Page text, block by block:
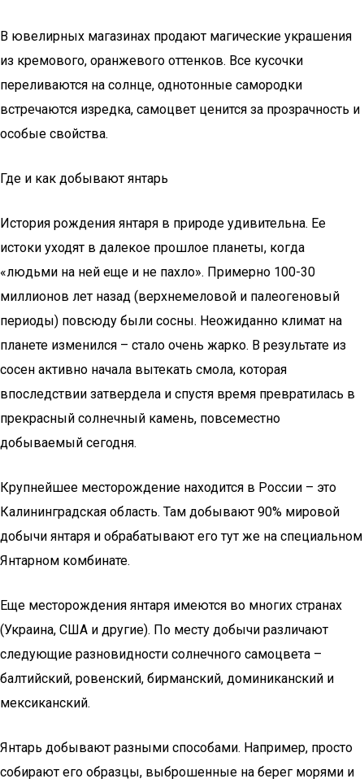
В ювелирных магазинах продают магические украшения
из кремового, оранжевого оттенков. Все кусочки
переливаются на солнце, однотонные самородки
встречаются изредка, самоцвет ценится за прозрачность и
особые свойства.
Где и как добывают янтарь
История рождения янтаря в природе удивительна. Ее
истоки уходят в далекое прошлое планеты, когда
«людьми на ней еще и не пахло». Примерно 100-30
миллионов лет назад (верхнемеловой и палеогеновый
периоды) повсюду были сосны. Неожиданно климат на
планете изменился – стало очень жарко. В результате из
сосен активно начала вытекать смола, которая
впоследствии затвердела и спустя время превратилась в
прекрасный солнечный камень, повсеместно
добываемый сегодня.
Крупнейшее месторождение находится в России – это
Калининградская область. Там добывают 90% мировой
добычи янтаря и обрабатывают его тут же на специальном
Янтарном комбинате.
Еще месторождения янтаря имеются во многих странах
(Украина, США и другие). По месту добычи различают
следующие разновидности солнечного самоцвета –
балтийский, ровенский, бирманский, доминиканский и
мексиканский.
Янтарь добывают разными способами. Например, просто
собирают его образцы, выброшенные на берег морями и